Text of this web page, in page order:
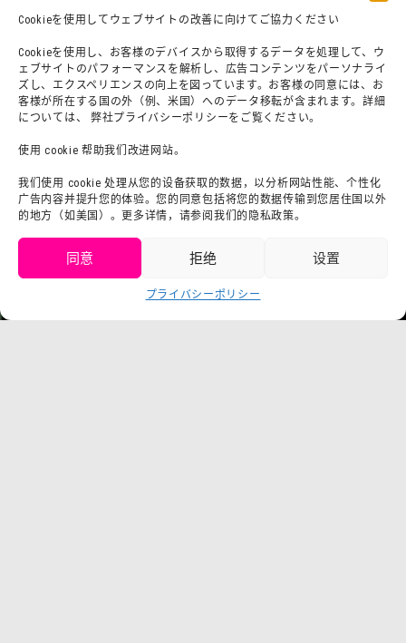
Cookieを使用してウェブサイトの改善に向けてご協力ください
Cookieを使用し、お客様のデバイスから取得するデータを処理して、ウ
ェブサイトのパフォーマンスを解析し、広告コンテンツをパーソナライ
ズし、エクスペリエンスの向上を図っています。お客様の同意には、お
客様が所在する国の外（例、米国）へのデータ移転が含まれます。詳細
については、 弊社プライバシーポリシーをご覧ください。
使用 cookie 帮助我们改进网站。
我们使用 cookie 处理从您的设备获取的数据，以分析网站性能、个性化
广告内容并提升您的体验。您的同意包括将您的数据传输到您居住国以外
的地方（如美国）。更多详情，请参阅我们的隐私政策。
同意 拒绝 设置
プライバシーポリシー
団体利用について
チームビルディングプラン
よくある質問・問題
利用規約
プライバシーポリシー
プレスリリース（プレスリリ
ース
メディア掲載実績
SNS
法令に基づく表記